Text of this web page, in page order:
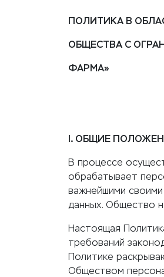
ПОЛИТИКА В
ОБЩЕСТВА С
ФАРМА»
I. ОБЩИЕ
В процессе
обрабатывает
важнейшими
данных. Общество
Настоящая
требований
Политике
Обществом